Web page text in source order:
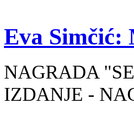
Eva Simčić:
NAGRADA
IZDANJE -